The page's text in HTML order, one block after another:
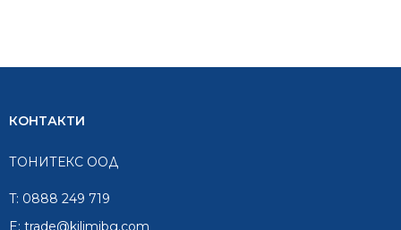
КОНТАКТИ
ТОНИТЕКС ООД
T: 0888 249 719
E: trade@kilimibg.com